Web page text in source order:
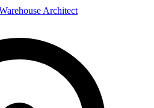
Architect